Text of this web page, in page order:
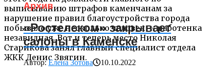
выписыванию штрафов каменчанам за
нарушение правил благоустройства города
побывало уже несколько человек — работенка
незавидная. Вот и теперь место Николая
Старикова занял главный специалист отдела
ЖКК Денис Звягин.
Архив
«Ростелеком» закрывает
салоны в Каменске
Автор:Елена Зотова
10.10.2022